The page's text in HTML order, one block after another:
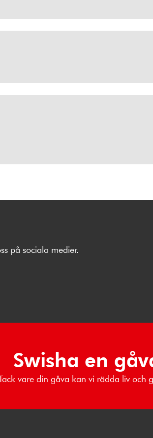
på sociala medier.
Swisha en
vare din gåva kan vi rädda liv och